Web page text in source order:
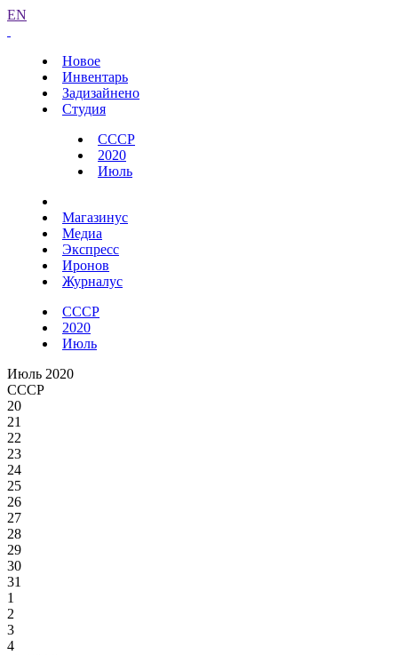
EN
Новое
Инвентарь
Задизайнено
Студия
СССР
2020
Июль
Магазинус
Медиа
Экспресс
Иронов
Журналус
СССР
2020
Июль
Июль 2020
СССР
20
21
22
23
24
25
26
27
28
29
30
31
1
2
3
4